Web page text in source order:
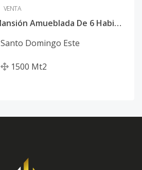
VENTA
Exclusiva Lujosa Mansión Amueblada De 6 Habitaciones Ubicada En Prado Oriental
Santo Domingo Este
1500 Mt2